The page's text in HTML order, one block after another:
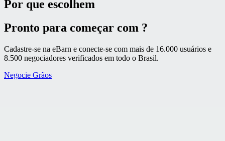
Por que escolhem
Pronto para começar com ?
Cadastre-se na eBarn e conecte-se com mais de 16.000 usuários e
8.500 negociadores verificados em todo o Brasil.
Negocie Grãos